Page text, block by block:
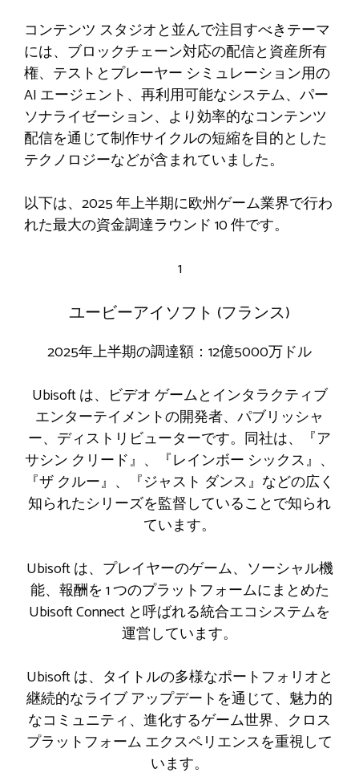
コンテンツ スタジオと並んで注目すべきテーマ
には、ブロックチェーン対応の配信と資産所有
権、テストとプレーヤー シミュレーション用の
AI エージェント、再利用可能なシステム、パー
ソナライゼーション、より効率的なコンテンツ
配信を通じて制作サイクルの短縮を目的とした
テクノロジーなどが含まれていました。
以下は、2025 年上半期に欧州ゲーム業界で行わ
れた最大の資金調達ラウンド 10 件です。
1
ユービーアイソフト (フランス)
2025年上半期の調達額：12億5000万ドル
Ubisoft は、ビデオ ゲームとインタラクティブ
エンターテイメントの開発者、パブリッシャ
ー、ディストリビューターです。同社は、『ア
サシン クリード』、『レインボー シックス』、
『ザ クルー』、『ジャスト ダンス』などの広く
知られたシリーズを監督していることで知られ
ています。
Ubisoft は、プレイヤーのゲーム、ソーシャル機
能、報酬を 1 つのプラットフォームにまとめた
Ubisoft Connect と呼ばれる統合エコシステムを
運営しています。
Ubisoft は、タイトルの多様なポートフォリオと
継続的なライブ アップデートを通じて、魅力的
なコミュニティ、進化するゲーム世界、クロス
プラットフォーム エクスペリエンスを重視して
います。